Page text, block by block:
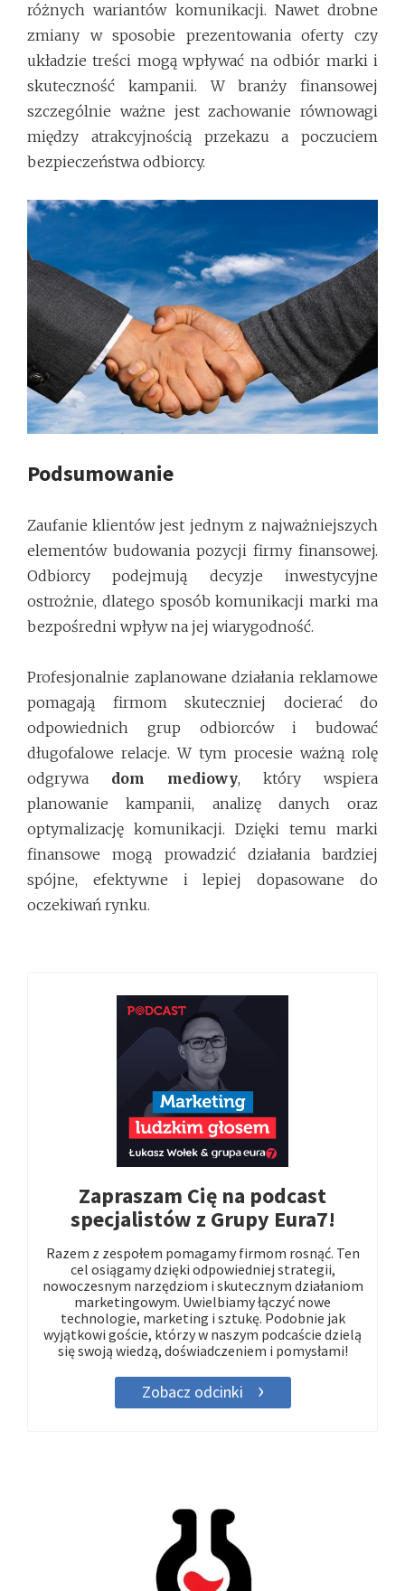
różnych wariantów komunikacji. Nawet drobne
zmiany w sposobie prezentowania oferty czy
układzie treści mogą wpływać na odbiór marki i
skuteczność kampanii. W branży finansowej
szczególnie ważne jest zachowanie równowagi
między atrakcyjnością przekazu a poczuciem
bezpieczeństwa odbiorcy.
Podsumowanie
Zaufanie klientów jest jednym z najważniejszych
elementów budowania pozycji firmy finansowej.
Odbiorcy podejmują decyzje inwestycyjne
ostrożnie, dlatego sposób komunikacji marki ma
bezpośredni wpływ na jej wiarygodność.
Profesjonalnie zaplanowane działania reklamowe
pomagają firmom skuteczniej docierać do
odpowiednich grup odbiorców i budować
długofalowe relacje. W tym procesie ważną rolę
odgrywa dom mediowy, który wspiera
planowanie kampanii, analizę danych oraz
optymalizację komunikacji. Dzięki temu marki
finansowe mogą prowadzić działania bardziej
spójne, efektywne i lepiej dopasowane do
oczekiwań rynku.
Zapraszam Cię na podcast
specjalistów z Grupy Eura7!
Razem z zespołem pomagamy firmom rosnąć. Ten
cel osiągamy dzięki odpowiedniej strategii,
nowoczesnym narzędziom i skutecznym działaniom
marketingowym. Uwielbiamy łączyć nowe
technologie, marketing i sztukę. Podobnie jak
wyjątkowi goście, którzy w naszym podcaście dzielą
się swoją wiedzą, doświadczeniem i pomysłami!
Zobacz odcinki